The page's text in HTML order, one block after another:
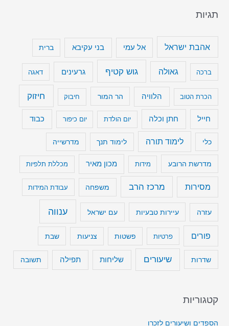
תגיות
אהבת ישראל אל עמי בני עקיבא ברית
ברכה גאולה גוש קטיף גרעינים דאגה
הכרת הטוב הלוויה הר המור חיבוק חיזוק
חייל חתן וכלה יום הולדת יום כיפור כבוד
כלי לימוד תורה לימוד תנך מדרשייה
מדרשת הרובע מידות מכון מאיר מכללת תלפיות
מסירות מרכז הרב משפחה עבודת המידות
עזרה עיירות טבעיות עם ישראל ענווה
פורים פרטיות פשטות צניעות שבת
שדרות שיעורים שליחות תפילה תשובה
קטגוריות
הספדים ושיעורים לזכרו